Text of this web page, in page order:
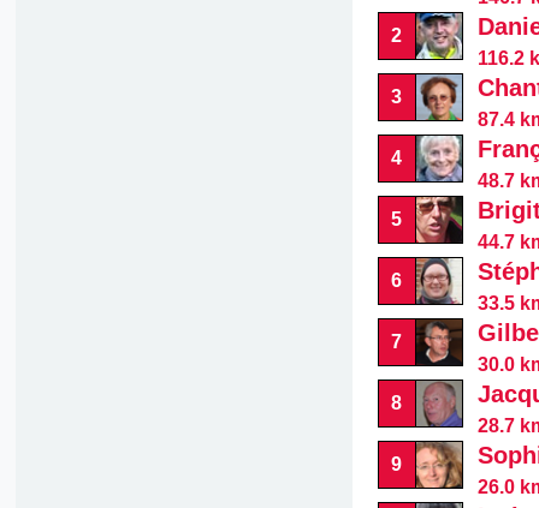
2
116.2
3
87.4
4
48.7
5
44.7
6
33.5
7
30.0
8
28.7
9
26.0